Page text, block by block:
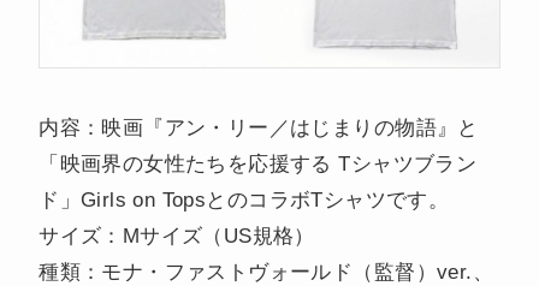
内容：映画『アン・リー／はじまりの物語』と
「映画界の女性たちを応援する Tシャツブラン
ド」Girls on TopsとのコラボTシャツです。
サイズ：Mサイズ（US規格）
種類：モナ・ファストヴォールド（監督）ver.、